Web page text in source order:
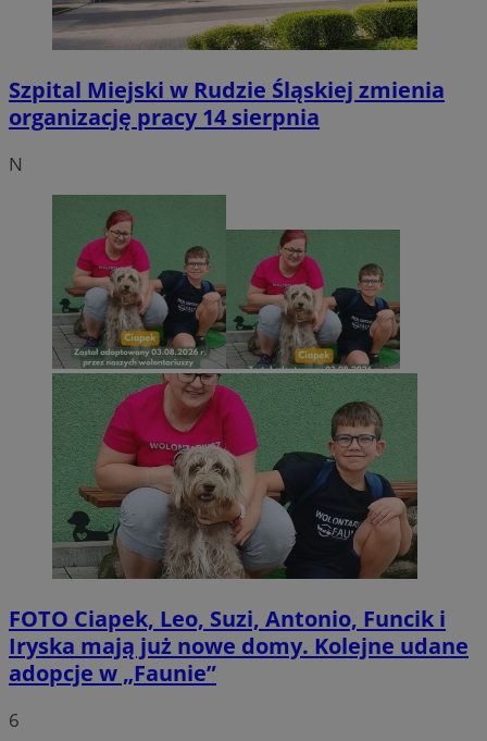
Szpital Miejski w Rudzie Śląskiej zmienia
organizację pracy 14 sierpnia
N
FOTO Ciapek, Leo, Suzi, Antonio, Funcik i
Iryska mają już nowe domy. Kolejne udane
adopcje w „Faunie”
6